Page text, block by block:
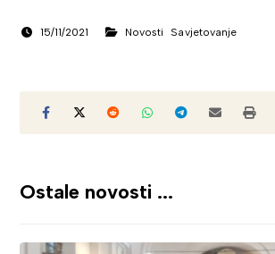
15/11/2021 Novosti Savjetovanje
Ostale novosti ...